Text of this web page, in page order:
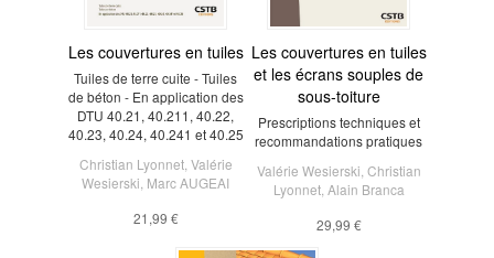
Les couvertures en tuiles
Tuiles de terre cuite - Tuiles
de béton - En application des
DTU 40.21, 40.211, 40.22,
40.23, 40.24, 40.241 et 40.25
Christian Lyonnet, Valérie
Wesierski Marc AUGEAI
21,99 €
Les couvertures en tuiles
et les écrans souples de
sous-toiture
Prescriptions techniques et
recommandations pratiques
Valérie Wesierski Christian
Lyonnet, Alain Branca
29,99 €